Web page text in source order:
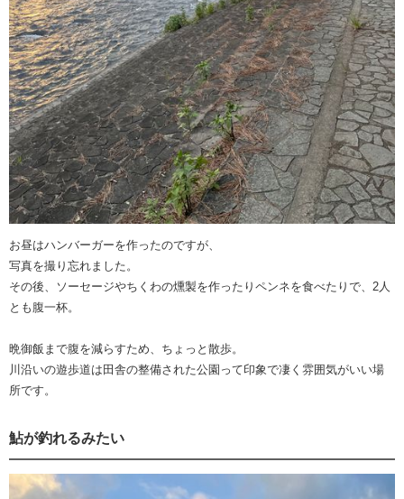
お昼はハンバーガーを作ったのですが、
写真を撮り忘れました。
その後、ソーセージやちくわの燻製を作ったりペンネを食べたりで、2人
とも腹一杯。
晩御飯まで腹を減らすため、ちょっと散歩。
川沿いの遊歩道は田舎の整備された公園って印象で凄く雰囲気がいい場
所です。
鮎が釣れるみたい